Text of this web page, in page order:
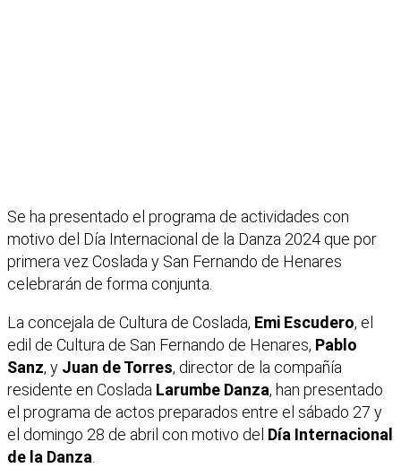
Se ha presentado el programa de actividades con
motivo del Día Internacional de la Danza 2024 que por
primera vez Coslada y San Fernando de Henares
celebrarán de forma conjunta.
La concejala de Cultura de Coslada, Emi Escudero, el
edil de Cultura de San Fernando de Henares, Pablo
Sanz, y Juan de Torres, director de la compañía
residente en Coslada Larumbe Danza, han presentado
el programa de actos preparados entre el sábado 27 y
el domingo 28 de abril con motivo del Día Internacional
de la Danza.